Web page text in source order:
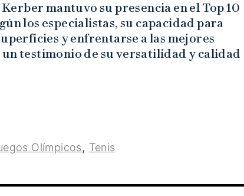
mantuvo su presencia en el Top 10
los especialistas, su capacidad para
y enfrentarse a las mejores
testimonio de su versatilidad y calidad
Olímpicos, Tenis